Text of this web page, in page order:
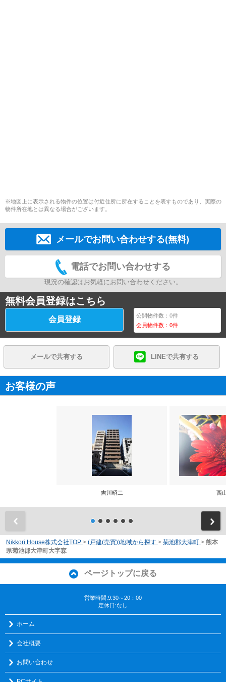
※地図上に表示される物件の位置は付近住所に所在することを表すものであり、実際の
物件所在地とは異なる場合がございます。
メールでお問い合わせする(無料)
電話でお問い合わせする
現況の確認はお気軽にお問い合わせください。
無料会員登録はこちら
会員登録 公開物件数：0件
会員物件数：0件
メールで共有する LINEで共有する
お客様の声
吉川昭二 西
Nikkori House株式会社TOP > (戸建(売買))地域から探す > 菊池郡大津町 > 熊本
県菊池郡大津町大字森
ページトップに戻る
営業時間:9:30～20：00
定休日:なし
ホーム
会社概要
お問い合わせ